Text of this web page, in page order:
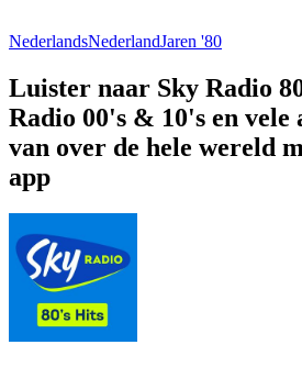
NederlandsNederlandJaren '80
Luister naar Sky Radio
Radio 00's & 10's en vele
van over de hele wereld
app